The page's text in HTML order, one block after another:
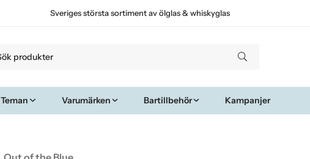
Sveriges största sortiment av ölglas & whiskyglas
Teman Varumärken Bartillbehör Kampanjer